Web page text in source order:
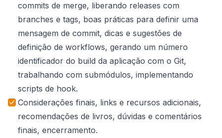
commits de merge, liberando releases com
branches e tags, boas práticas para definir uma
mensagem de commit, dicas e sugestões de
definição de workflows, gerando um número
identificador do build da aplicação com o Git,
trabalhando com submódulos, implementando
scripts de hook.
Considerações finais, links e recursos adicionais,
recomendações de livros, dúvidas e comentários
finais, encerramento.